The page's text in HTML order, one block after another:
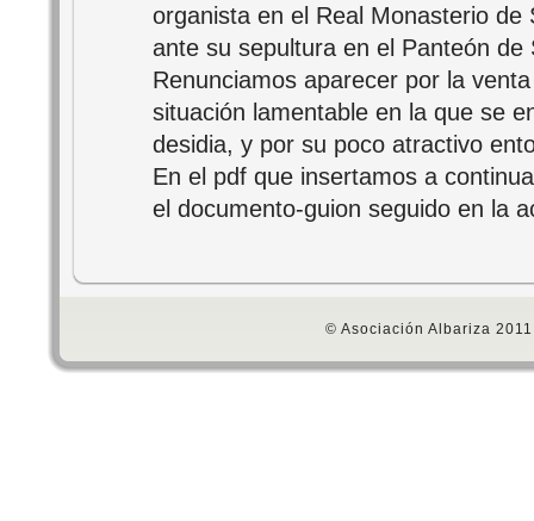
organista en el Real Monasterio de
ante su sepultura en el Panteón de
Renunciamos aparecer por la
situación lamentable en la que se
desidia, y por su poco atractivo
En el pdf que insertamos a
el documento-guion seguido en la
© Asociación Albariza